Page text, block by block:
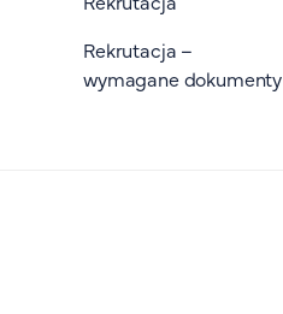
Rekrutacja –
wymagane dokumenty